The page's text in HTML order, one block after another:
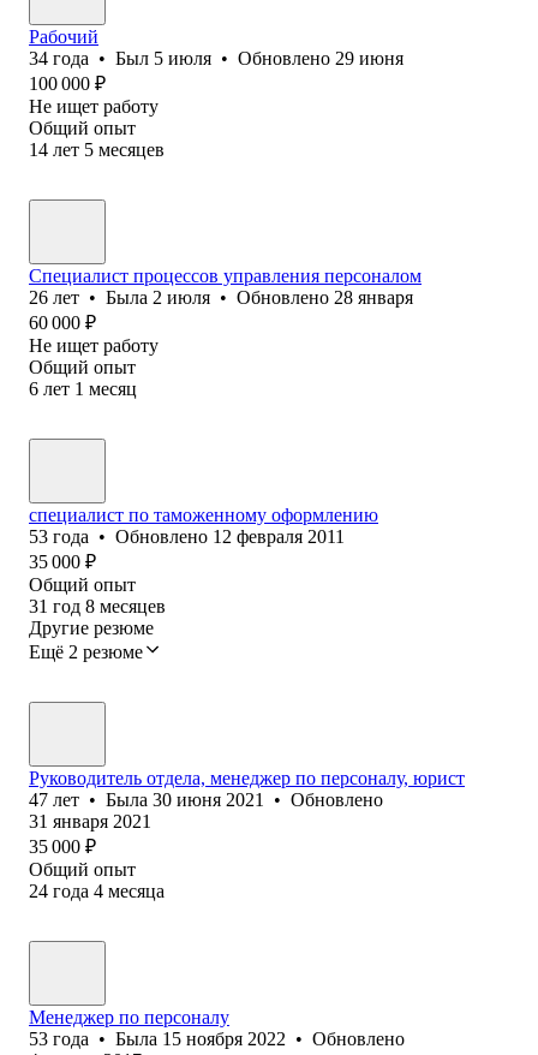
Рабочий
34 года • Был 5 июля • Обновлено 29 июня
100 000 ₽
Не ищет работу
Общий опыт
14 лет 5 месяцев
Специалист процессов управления персоналом
26 лет • Была 2 июля • Обновлено 28 января
60 000 ₽
Не ищет работу
Общий опыт
6 лет 1 месяц
специалист по таможенному оформлению
53 года • Обновлено 12 февраля 2011
35 000 ₽
Общий опыт
31 год 8 месяцев
Другие резюме
Ещё 2 резюме
Руководитель отдела, менеджер по персоналу, юрист
47 лет • Была 30 июня 2021 • Обновлено
31 января 2021
35 000 ₽
Общий опыт
24 года 4 месяца
Менеджер по персоналу
53 года • Была 15 ноября 2022 • Обновлено